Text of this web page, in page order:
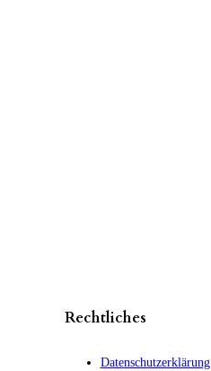
Rechtliches
Datenschutzerklärung